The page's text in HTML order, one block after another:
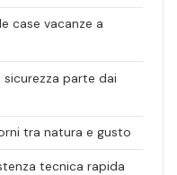
case vacanze a
parte dai
tra natura e gusto
tecnica rapida